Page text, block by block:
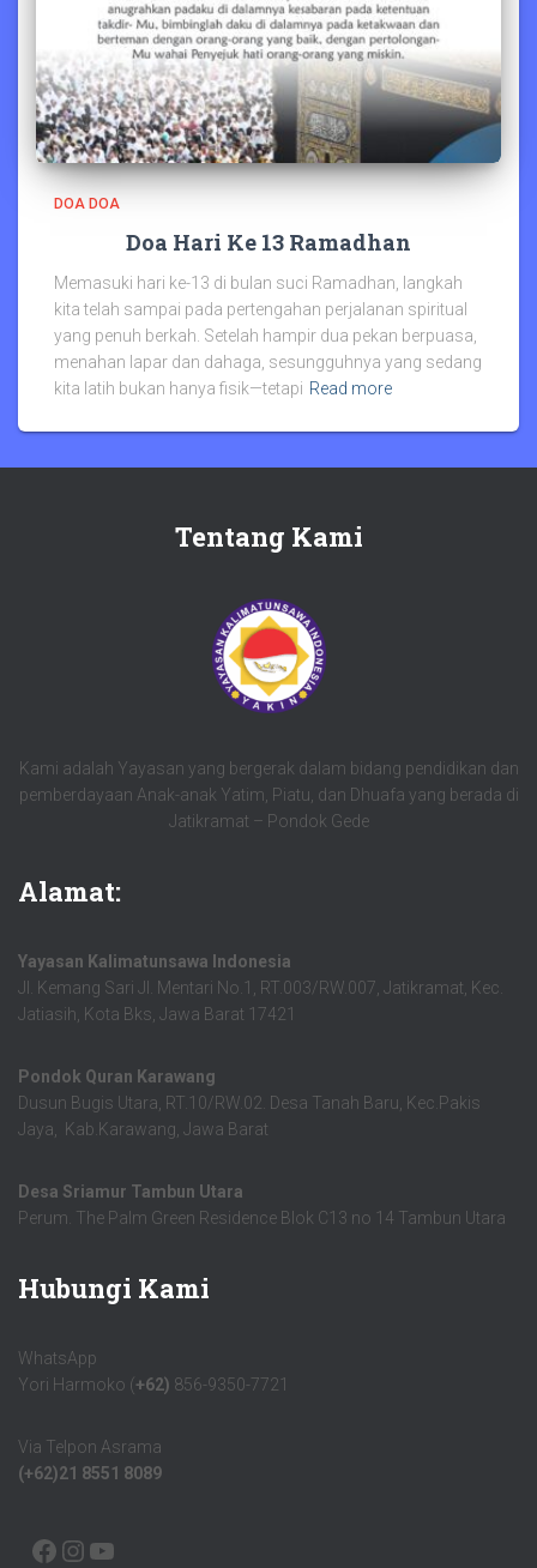
DOA DOA
Doa Hari Ke 13 Ramadhan
Memasuki hari ke-13 di bulan suci Ramadhan, langkah
kita telah sampai pada pertengahan perjalanan spiritual
yang penuh berkah. Setelah hampir dua pekan berpuasa,
menahan lapar dan dahaga, sesungguhnya yang sedang
kita latih bukan hanya fisik—tetapi Read more
Tentang Kami
Kami adalah Yayasan yang bergerak dalam bidang pendidikan dan
pemberdayaan Anak-anak Yatim, Piatu, dan Dhuafa yang berada di
Jatikramat – Pondok Gede
Alamat:
Yayasan Kalimatunsawa Indonesia
Jl. Kemang Sari Jl. Mentari No.1, RT.003/RW.007, Jatikramat, Kec.
Jatiasih, Kota Bks, Jawa Barat 17421
Pondok Quran Karawang
Dusun Bugis Utara, RT.10/RW.02. Desa Tanah Baru, Kec.Pakis
Jaya, Kab.Karawang, Jawa Barat
Desa Sriamur Tambun Utara
Perum. The Palm Green Residence Blok C13 no 14 Tambun Utara
Hubungi Kami
WhatsApp
Yori Harmoko (+62) 856-9350-7721
Via Telpon Asrama
(+62)21 8551 8089